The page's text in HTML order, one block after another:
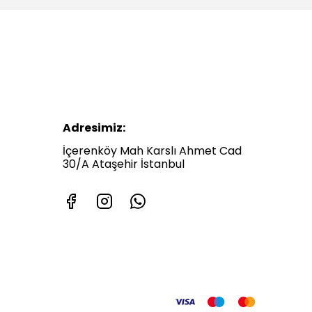
Adresimiz:
İçerenköy Mah Karslı Ahmet Cad
30/A Ataşehir İstanbul